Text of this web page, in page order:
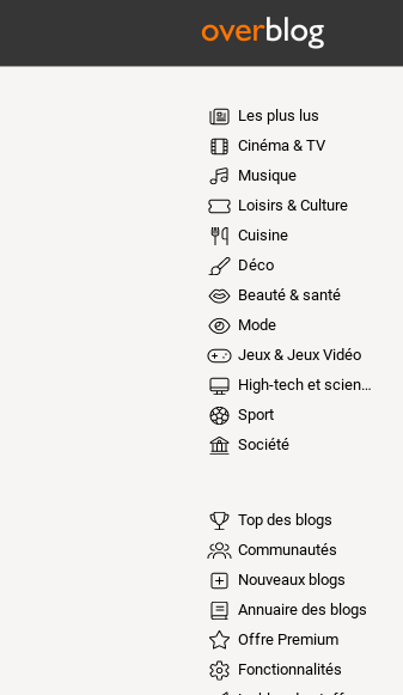
Les plus lus
Cinéma & TV
Musique
Loisirs & Culture
Cuisine
Déco
Beauté & santé
Mode
Jeux & Jeux Vidéo
High-tech et sciences
Sport
Société
Top des blogs
Communautés
Nouveaux blogs
Annuaire des blogs
Offre Premium
Fonctionnalités